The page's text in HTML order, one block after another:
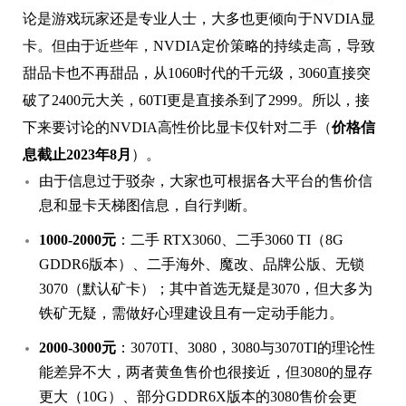
论是游戏玩家还是专业人士，大多也更倾向于NVDIA显
卡。但由于近些年，NVDIA定价策略的持续走高，导致
甜品卡也不再甜品，从1060时代的千元级，3060直接突
破了2400元大关，60TI更是直接杀到了2999。所以，接
下来要讨论的NVDIA高性价比显卡仅针对二手（价格信
息截止2023年8月 ）。
由于信息过于驳杂，大家也可根据各大平台的售价信
息和显卡天梯图信息，自行判断。
1000-2000元 ：二手 RTX3060、二手3060 TI（8G
GDDR6版本）、二手海外、魔改、品牌公版、无锁
3070（默认矿卡）；其中首选无疑是3070，但大多为
铁矿无疑，需做好心理建设且有一定动手能力。
2000-3000元 ：3070TI、3080，3080与3070TI的理论性
能差异不大，两者黄鱼售价也很接近，但3080的显存
更大（10G）、部分GDDR6X版本的3080售价会更